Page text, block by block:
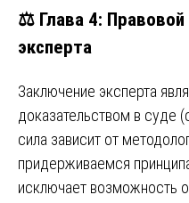
⚖️ Глава 4: Правовой
эксперта
Заключение эксперта
доказательством в суде
сила зависит от
придерживаемся
исключает возможность